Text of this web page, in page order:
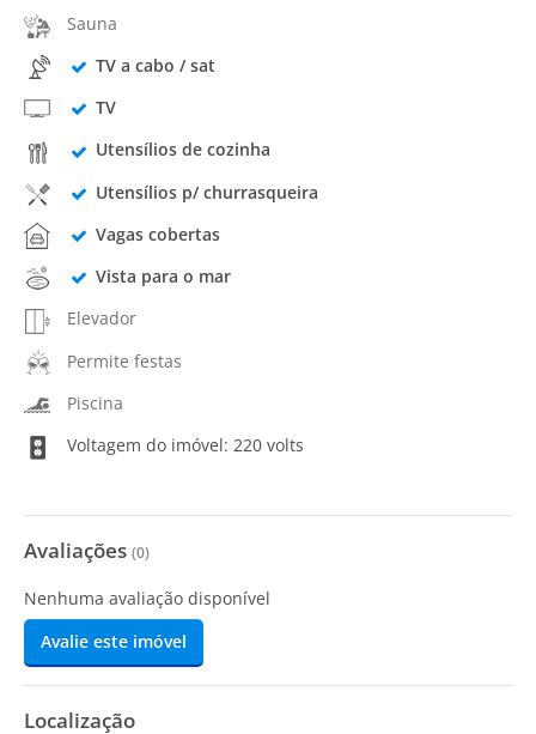
Sauna
TV a cabo / sat
TV
Utensílios de cozinha
Utensílios p/ churrasqueira
Vagas cobertas
Vista para o mar
Elevador
Permite festas
Piscina
Voltagem do imóvel: 220 volts
Avaliações (0)
Nenhuma avaliação disponível
Avalie este imóvel
Localização